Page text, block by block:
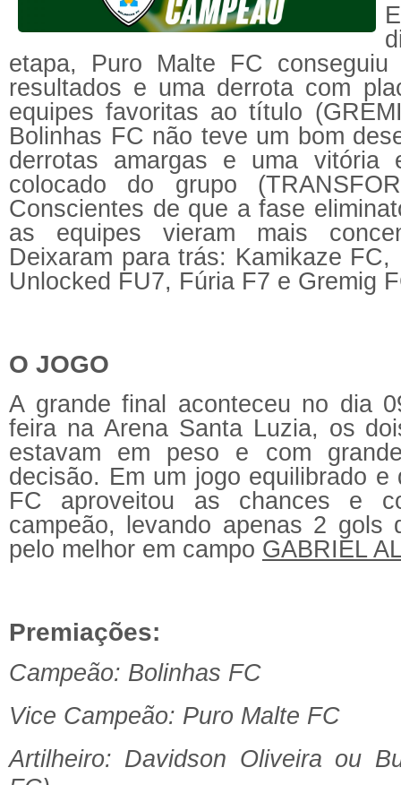
etapa, Puro Malte FC
resultados e uma derrota com
equipes favoritas ao título
Bolinhas FC não teve um bom
derrotas amargas e uma vitória
colocado do grupo
Conscientes de que a fase
as equipes vieram mais
Deixaram para trás: Kamikaze
Unlocked FU7, Fúria F7 e Gremig
O JOGO
A grande final aconteceu no dia
feira na Arena Santa Luzia, os
estavam em peso e com
decisão. Em um jogo equilibrado
FC aproveitou as chances e
campeão, levando apenas 2 gols
pelo melhor em campo GABRIEL
Premiações:
Campeão: Bolinhas FC
Vice Campeão: Puro Malte FC
Artilheiro: Davidson Oliveira ou